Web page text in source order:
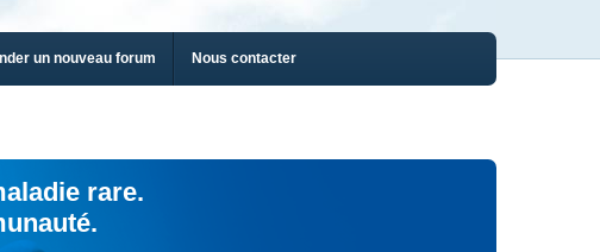
un nouveau forum Nous contacter
rare.